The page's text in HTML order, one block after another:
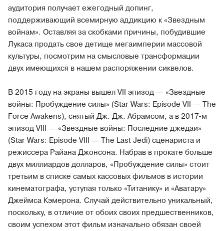
аудитория получает ежегодный допинг,
поддерживающий всемирную аддикцию к «Звездным
войнам». Оставляя за скобками причины, побудившие
Лукаса продать свое детище мегаимперии массовой
культуры, посмотрим на смысловые трансформации
двух имеющихся в нашем распоряжении сиквелов.
В 2015 году на экраны вышел VII эпизод — «Звездные
войны: Пробуждение силы» (Star Wars: Episode VII — The
Force Awakens), снятый Дж. Дж. Абрамсом, а в 2017-м
эпизод VIII — «Звездные войны: Последние джедаи»
(Star Wars: Episode VIII — The Last Jedi) сценариста и
режиссера Райана Джонсона. Набрав в прокате больше
двух миллиардов долларов, «Пробуждение силы» стоит
третьим в списке самых кассовых фильмов в истории
кинематографа, уступая только «Титанику» и «Аватару»
Джеймса Кэмерона. Случай действительно уникальный,
поскольку, в отличие от обоих своих предшественников,
своим успехом этот фильм изначально обязан своей